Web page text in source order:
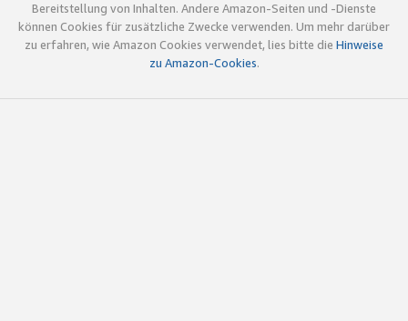
Bereitstellung von Inhalten. Andere Amazon-Seiten und -Dienste
können Cookies für zusätzliche Zwecke verwenden. Um mehr darüber
zu erfahren, wie Amazon Cookies verwendet, lies bitte die Hinweise
zu Amazon-Cookies.